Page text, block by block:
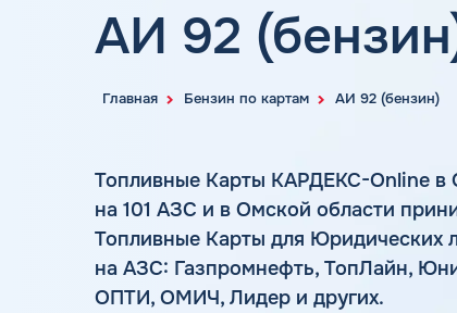
Преимущества
Индивидуальный
Аdblue
Вопросы и Ответы
АЗС
АЗС Тебойл
АЗС
АЗС
Главная Бензин по картам АИ 92 (бензин)
АИ 92
Топливные Карты КАРДЕКС-Online в
на 101 АЗС и в Омской области
Топливные Карты для Юридических
на АЗС: Газпромнефть, ТопЛайн,
ОПТИ, ОМИЧ, Лидер и других.